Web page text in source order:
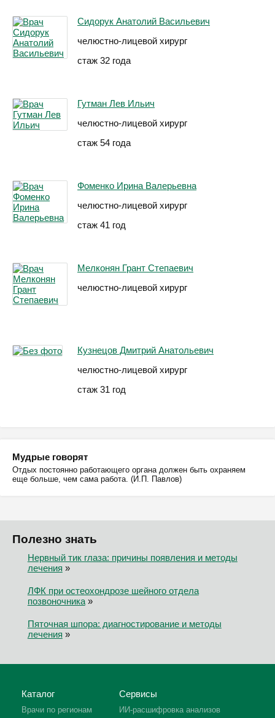
Сидорук Анатолий Васильевич
челюстно-лицевой хирург
стаж 32 года
Гутман Лев Ильич
челюстно-лицевой хирург
стаж 54 года
Фоменко Ирина Валерьевна
челюстно-лицевой хирург
стаж 41 год
Мелконян Грант Степаевич
челюстно-лицевой хирург
Кузнецов Дмитрий Анатольевич
челюстно-лицевой хирург
стаж 31 год
Мудрые говорят
Отдых постоянно работающего органа должен быть охраняем
еще больше, чем сама работа. (И.П. Павлов)
Полезно знать
Нервный тик глаза: причины появления и методы
лечения »
ЛФК при остеохондрозе шейного отдела
позвоночника»
Пяточная шпора: диагностирование и методы
лечения »
Каталог
Врачи по регионам
Сервисы
ИИ-расшифровка анализов